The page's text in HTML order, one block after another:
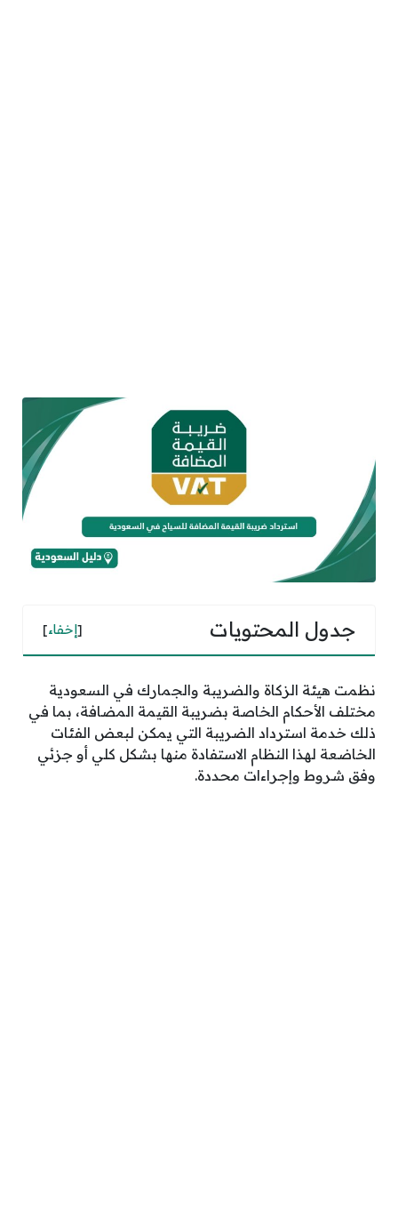
جدول المحتويات [إخفاء]
نظمت هيئة الزكاة والضريبة والجمارك في السعودية
مختلف الأحكام الخاصة بضريبة القيمة المضافة، بما في
ذلك خدمة استرداد الضريبة التي يمكن لبعض الفئات
الخاضعة لهذا النظام الاستفادة منها بشكل كلي أو جزئي
وفق شروط وإجراءات محددة.